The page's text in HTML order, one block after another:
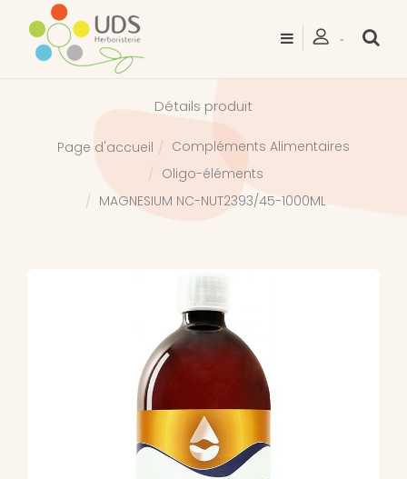
Détails produit
Page d'accueil
Compléments Alimentaires
Oligo-éléments
MAGNESIUM NC-NUT2393/45-1000ML